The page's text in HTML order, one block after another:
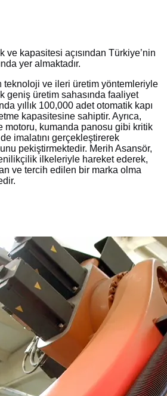
ve kapasitesi açısından Türkiye’nin
yer almaktadır.
teknoloji ve ileri üretim yöntemleriyle
geniş üretim sahasında faaliyet
yıllık 100,000 adet otomatik kapı
kapasitesine sahiptir. Ayrıca,
motoru, kumanda panosu gibi kritik
imalatını gerçekleştirerek
pekiştirmektedir. Merih Asansör,
ilkeleriyle hareket ederek,
ve tercih edilen bir marka olma